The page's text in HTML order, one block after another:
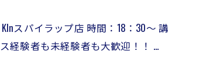
スパイラップ店 時間：18：30～ 講
ス経験者も未経験者も大歓迎！！ …